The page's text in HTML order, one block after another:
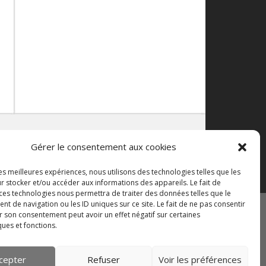
Gérer le consentement aux cookies
meilleures expériences, nous utilisons des technologies telles que les
stocker et/ou accéder aux informations des appareils. Le fait de
technologies nous permettra de traiter des données telles que le
de navigation ou les ID uniques sur ce site. Le fait de ne pas consentir
son consentement peut avoir un effet négatif sur certaines
et fonctions.
Refuser Voir les préférences
de cookies (UE)